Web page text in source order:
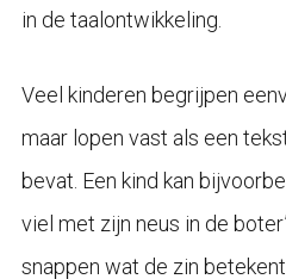
in de taalontwikkeling.
Veel kinderen begrijpen
maar lopen vast als een
bevat. Een kind kan
viel met zijn neus in de
snappen wat de zin betekent.